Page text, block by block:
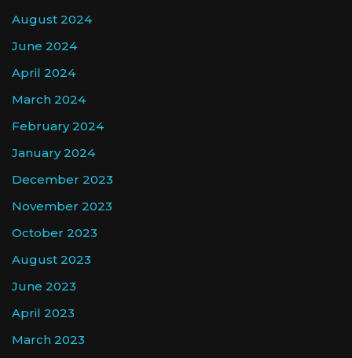
August 2024
June 2024
April 2024
March 2024
February 2024
January 2024
December 2023
November 2023
October 2023
August 2023
June 2023
April 2023
March 2023